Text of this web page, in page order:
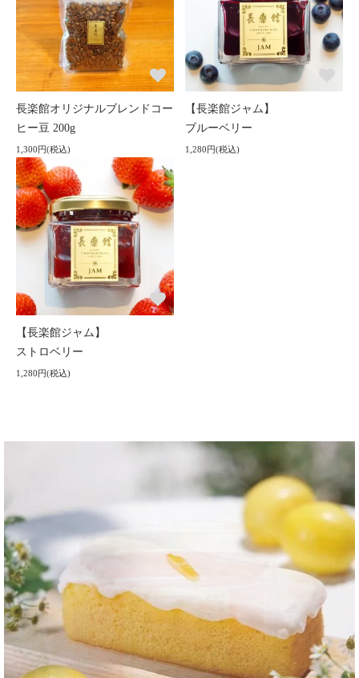
長楽館オリジナルブレンドコー
ヒー豆 200g
1,300円(税込)
【長楽館ジャム】
ブルーベリー
1,280円(税込)
【長楽館ジャム】
ストロベリー
1,280円(税込)